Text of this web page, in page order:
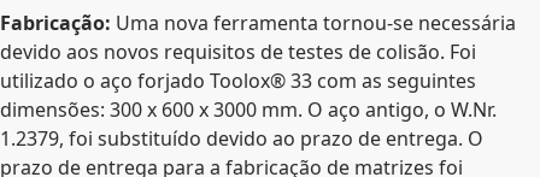
Fabricação: Uma nova ferramenta tornou-se necessária
devido aos novos requisitos de testes de colisão. Foi
utilizado o aço forjado Toolox® 33 com as seguintes
dimensões: 300 x 600 x 3000 mm. O aço antigo, o W.Nr.
1.2379, foi substituído devido ao prazo de entrega. O
prazo de entrega para a fabricação de matrizes foi